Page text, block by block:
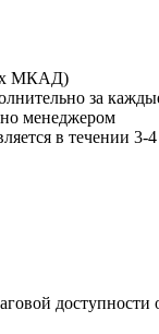
МКАД)
за
менеджером
в течении 3-